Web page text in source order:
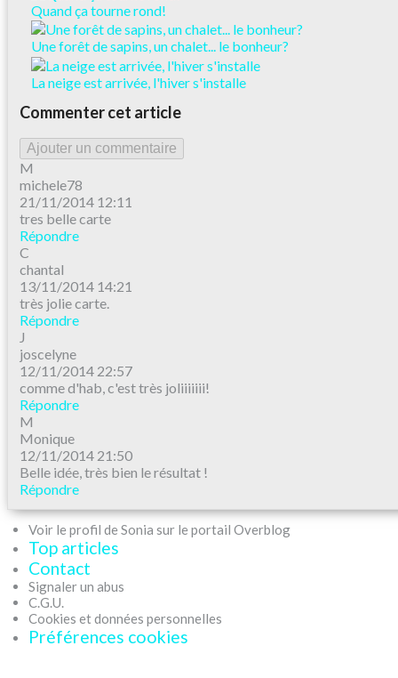
Quand ça tourne rond!
Une forêt de sapins, un chalet... le bonheur?
La neige est arrivée, l'hiver s'installe
Commenter cet article
Ajouter un commentaire
M
michele78
21/11/2014 12:11
tres belle carte
Répondre
C
chantal
13/11/2014 14:21
très jolie carte.
Répondre
J
joscelyne
12/11/2014 22:57
comme d'hab, c'est très joliiiiiii!
Répondre
M
Monique
12/11/2014 21:50
Belle idée, très bien le résultat !
Répondre
Voir le profil de Sonia sur le portail Overblog
Top articles
Contact
Signaler un abus
C.G.U.
Cookies et données personnelles
Préférences cookies